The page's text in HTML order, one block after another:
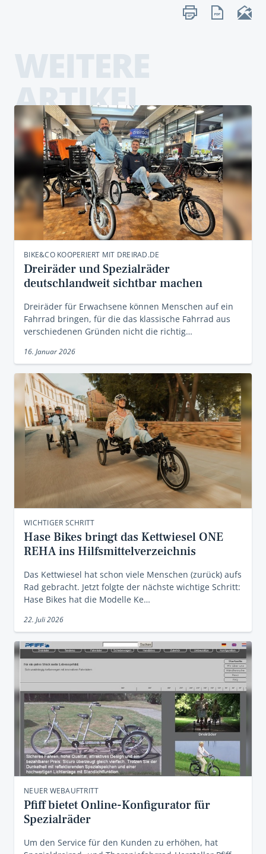
ARTIKEL
BIKE&CO KOOPERIERT MIT DREIRAD.DE
Dreiräder und Spezialräder
deutschlandweit sichtbar machen
Dreiräder für Erwachsene können Menschen auf ein
Fahrrad bringen, für die das klassische Fahrrad aus
verschiedenen Gründen nicht die richtig…
16. Januar 2026
WICHTIGER SCHRITT
Hase Bikes bringt das Kettwiesel ONE
REHA ins Hilfsmittelverzeichnis
Das Kettwiesel hat schon viele Menschen (zurück) aufs
Rad gebracht. Jetzt folgte der nächste wichtige Schritt:
Hase Bikes hat die Modelle Ke…
22. Juli 2026
NEUER WEBAUFTRITT
Pfiff bietet Online-Konfigurator für
Spezialräder
Um den Service für den Kunden zu erhöhen, hat